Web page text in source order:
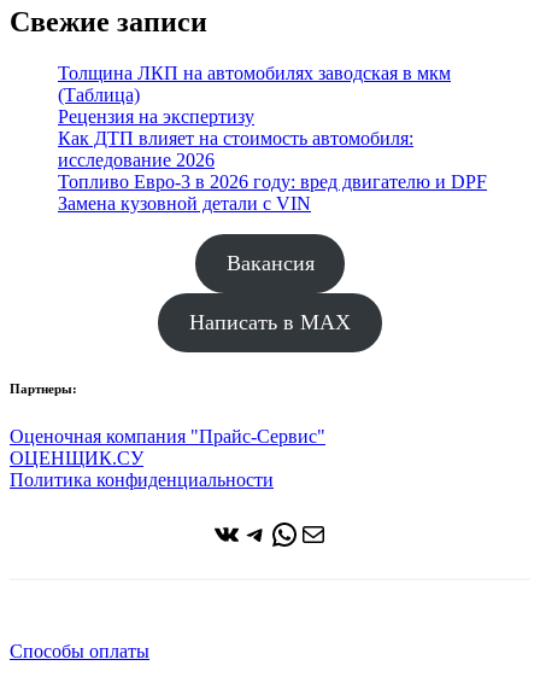
Свежие записи
Толщина ЛКП на автомобилях заводская в мкм
(Таблица)
Рецензия на экспертизу
Как ДТП влияет на стоимость автомобиля:
исследование 2026
Топливо Евро-3 в 2026 году: вред двигателю и DPF
Замена кузовной детали с VIN
Вакансия
Написать в MAX
Партнеры:
Оценочная компания "Прайс-Сервис"
ОЦЕНЩИК.СУ
Политика конфиденциальности
ВКонтакте
Telegram
WhatsApp
Почта
Способы оплаты